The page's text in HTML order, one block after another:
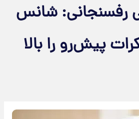
رفسنجانی: شانس
پیش‌رو را بالا